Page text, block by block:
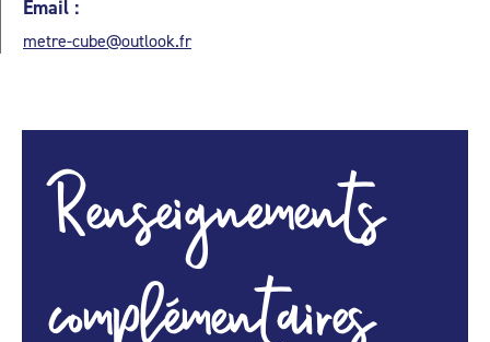
Email :
metre-cube@outlook.fr
Renseignements
complémentaires